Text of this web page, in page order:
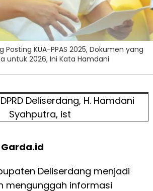
Posting KUA-PPAS 2025, Dokumen yang
untuk 2026, Ini Kata Hamdani
Deliserdang, H. Hamdani
Syahputra, ist
Garda.id
Deliserdang menjadi
mengunggah informasi